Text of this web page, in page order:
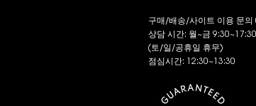
구매/배송/사이트 이용 문
상담 시간: 월~금 9:30~17:30
(토/일/공휴일 휴무)
점심시간: 12:30~13:30